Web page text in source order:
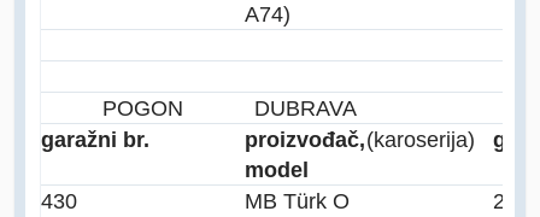
A74)
POGON
DUBRAVA
garažni br.
proizvođač,
model
(karoserija)
430
MB Türk O
2005